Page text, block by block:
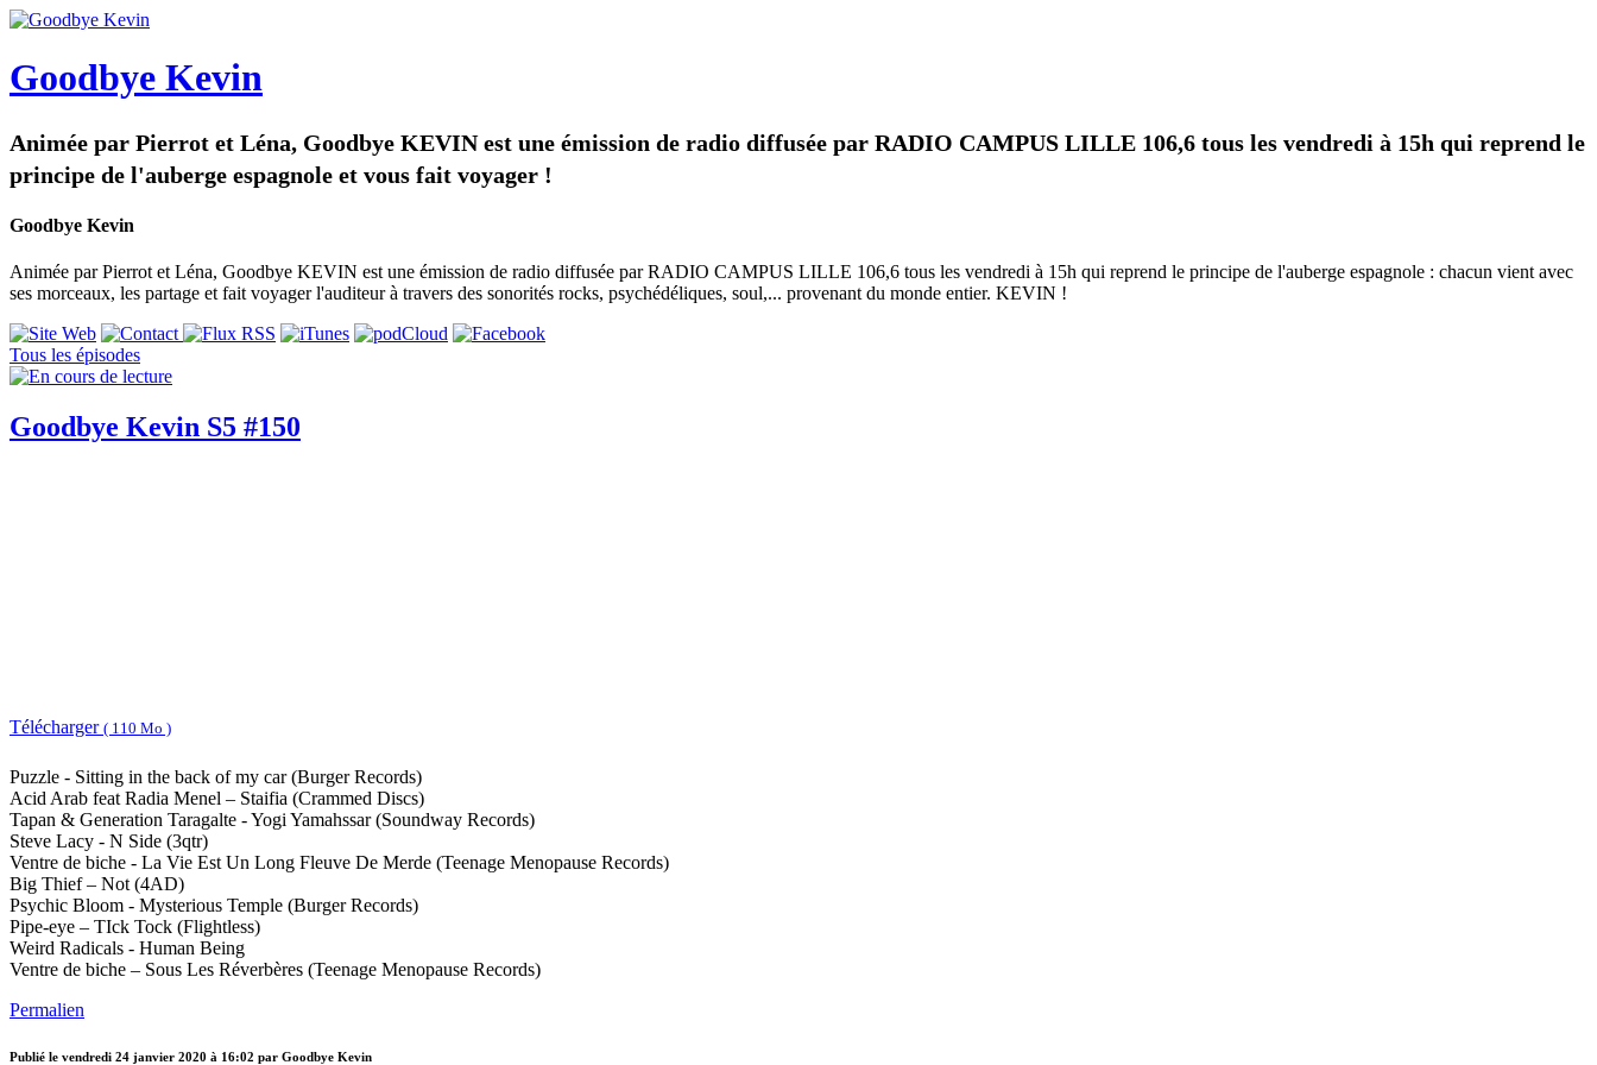
Goodbye Kevin
Animée par Pierrot et Léna, Goodbye KEVIN est une émission de radio diffusée par RADIO CAMPUS LILLE 106,6 tous les vendredi à 15h qui reprend le
principe de l'auberge espagnole et vous fait voyager !
Goodbye Kevin
Animée par Pierrot et Léna, Goodbye KEVIN est une émission de radio diffusée par RADIO CAMPUS LILLE 106,6 tous les vendredi à 15h qui reprend le principe de l'auberge espagnole : chacun vient avec
ses morceaux, les partage et fait voyager l'auditeur à travers des sonorités rocks, psychédéliques, soul,... provenant du monde entier. KEVIN !
Tous les épisodes
Goodbye Kevin S5 #150
Télécharger ( 110 Mo )
Puzzle - Sitting in the back of my car (Burger Records)
Acid Arab ‎feat Radia Menel – Staifia (Crammed Discs)
Tapan & Generation Taragalte - Yogi Yamahssar (Soundway Records)
Steve Lacy - N Side (3qtr)
Ventre de biche - La Vie Est Un Long Fleuve De Merde (Teenage Menopause Records)
Big Thief – Not (4AD)
Psychic Bloom - Mysterious Temple (Burger Records)
Pipe-eye ‎– TIck Tock (Flightless‎)
Weird Radicals - Human Being
Ventre de biche – Sous Les Réverbères (Teenage Menopause Records)
Permalien
Publié le vendredi 24 janvier 2020 à 16:02 par Goodbye Kevin